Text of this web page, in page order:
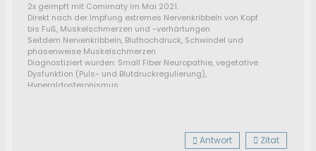
2x geimpft mit Comirnaty im Mai 2021.
Direkt nach der Impfung extremes Nervenkribbeln von Kopf
bis Fuß, Muskelschmerzen und -verhärtungen
Seitdem Nervenkribbeln, Bluthochdruck, Schwindel und
phasenweise Muskelschmerzen
Diagnostiziert wurden: Small Fiber Neuropathie, vegetative
Dysfunktion (Puls- und Blutdruckregulierung),
Hyperaldosteronismus
Antwort Zitat